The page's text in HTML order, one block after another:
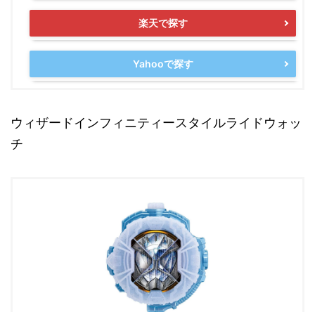
楽天で探す
Yahooで探す
ウィザードインフィニティースタイルライドウォッ
チ